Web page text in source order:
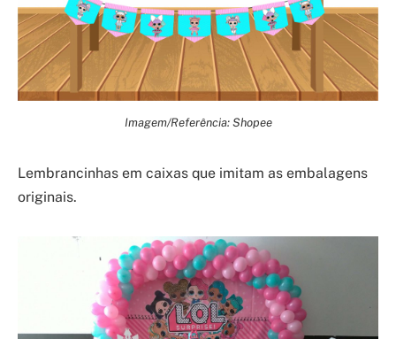
Imagem/Referência: Shopee
Lembrancinhas em caixas que imitam as embalagens
originais.